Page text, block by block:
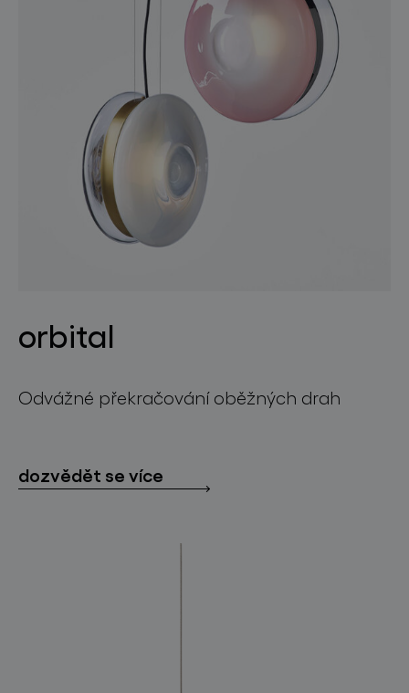
orbital
Odvážné překračování oběžných drah
dozvědět se více